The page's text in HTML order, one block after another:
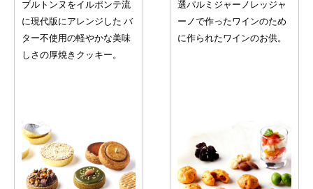
ブルトンヌをイルポンテ流
に現代版にアレンジした バ
ター不使用の軽やかな美味
しさの厚焼きクッキー。
選パルミジャーノレッジャ
ーノで作ったワインのため
に作られたワインのお供。